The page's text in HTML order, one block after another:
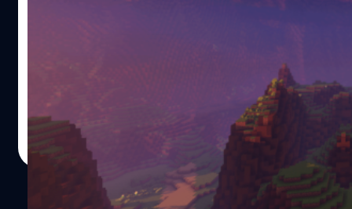
หลังจากที่ Minecraft ได้เปิดตัวมาตั้งแต่ปี 2011 มาจนถึง
ปัจจุบัน แน่นอนว่าเราจะได้เห็นผลงานตระกาลตาต่าง ๆ จากผู้
เล่นของเกมนี้ ไม่ว่าจะเป็นการสร้างเมือง Liyue จาก Genshin
Impact ในเกม หรือสร้าง Texture ที่เปลี่ยนโลกในเกมให้เป็น
Lego ซึ่งล่าสุด ได้มีผู้ใช้บน Reddit ชื่อว่า Dinaeh สร้าง Map
จากเกม Zelda: Breath of the Wild ที่ประกอบไปด้วยภูมิภาค
ทั้งหมดจากในเกมครับ
กรณ์รัฐภาส ธนวัตไชยศรี | 1823 days ago
Read More